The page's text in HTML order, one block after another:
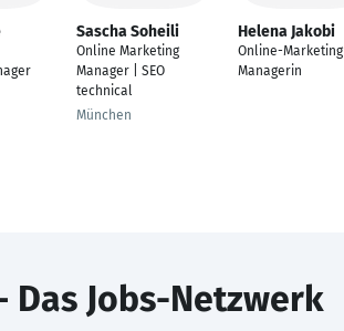
Sascha Soheili
Online Marketing
Manager | SEO
technical
München
Helena Jakobi
Online-Marketing
Managerin
Das Jobs-Netzwerk